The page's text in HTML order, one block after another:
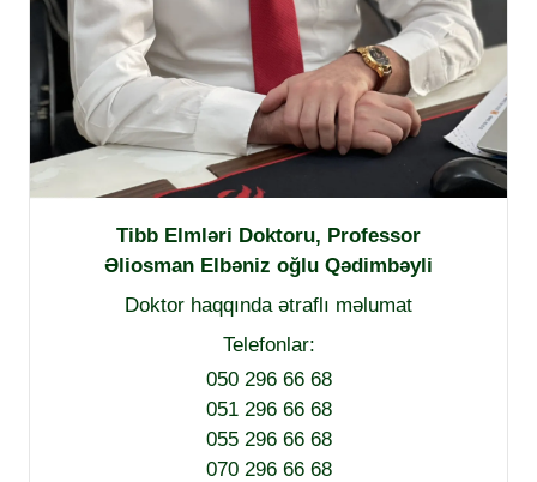
Tibb Elmləri Doktoru, Professor
Əliosman Elbəniz oğlu Qədimbəyli
Doktor haqqında ətraflı məlumat
Telefonlar:
050 296 66 68
051 296 66 68
055 296 66 68
070 296 66 68